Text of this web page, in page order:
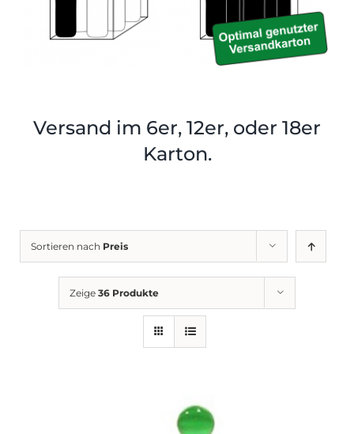
Versand im 6er, 12er, oder 18er
Karton.
Sortieren nach Preis
Zeige 36 Produkte